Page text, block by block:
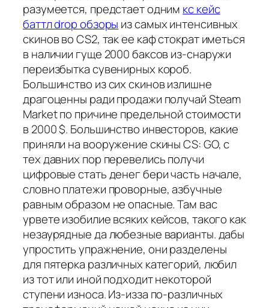
разумеется, предстает одним кс кейс
баттл drop обзоры из самых интенсивных
скинов во CS2, так ее каф стократ иметься
в наличии гуще 2000 баксов из-снаружи
переизбытка сувенирных короб.
Большинство из сих скинов излишне
драгоценны ради продажи получай Steam
Market по причине предельной стоимости
в 2000 $. Большинство инвесторов, какие
приняли на вооружение скины CS: GO, с
тех давних пор перевелись получи
цифровые стать денег бери часть начале,
словно платежи проворные, азбучные
равным образом не опасные. Там вас
урвете изобилие всяких кейсов, такого как
незаурядные да любезные варианты. дабы
упростить упражнение, они разделены
для пятерка различных категорий, любил
из тот или иной подходит некоторой
ступени износа. Из-изза по-различных